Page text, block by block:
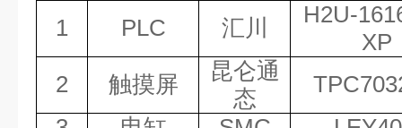
1 PLC 汇川
H2U-
XP
2
触摸屏
昆仑通
态